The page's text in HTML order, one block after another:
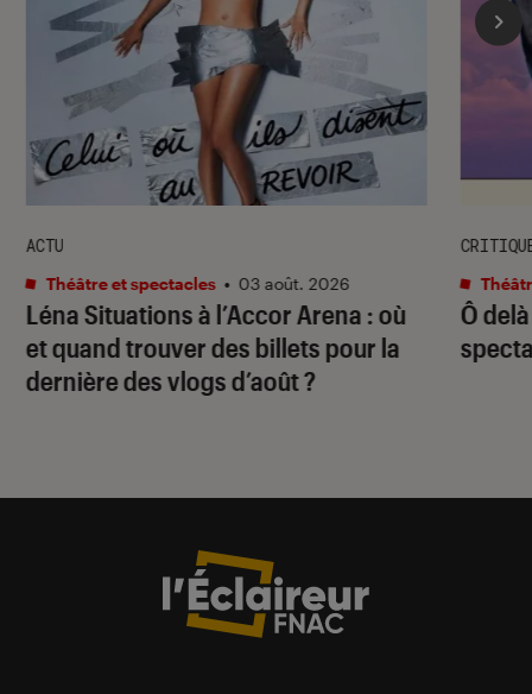
Léna Situations à l’Accor Arena : où
et quand trouver des billets pour la
dernière des vlogs d’août ?
ACTU
Théâtre et spectacles • 03 août. 2026
Ô delà